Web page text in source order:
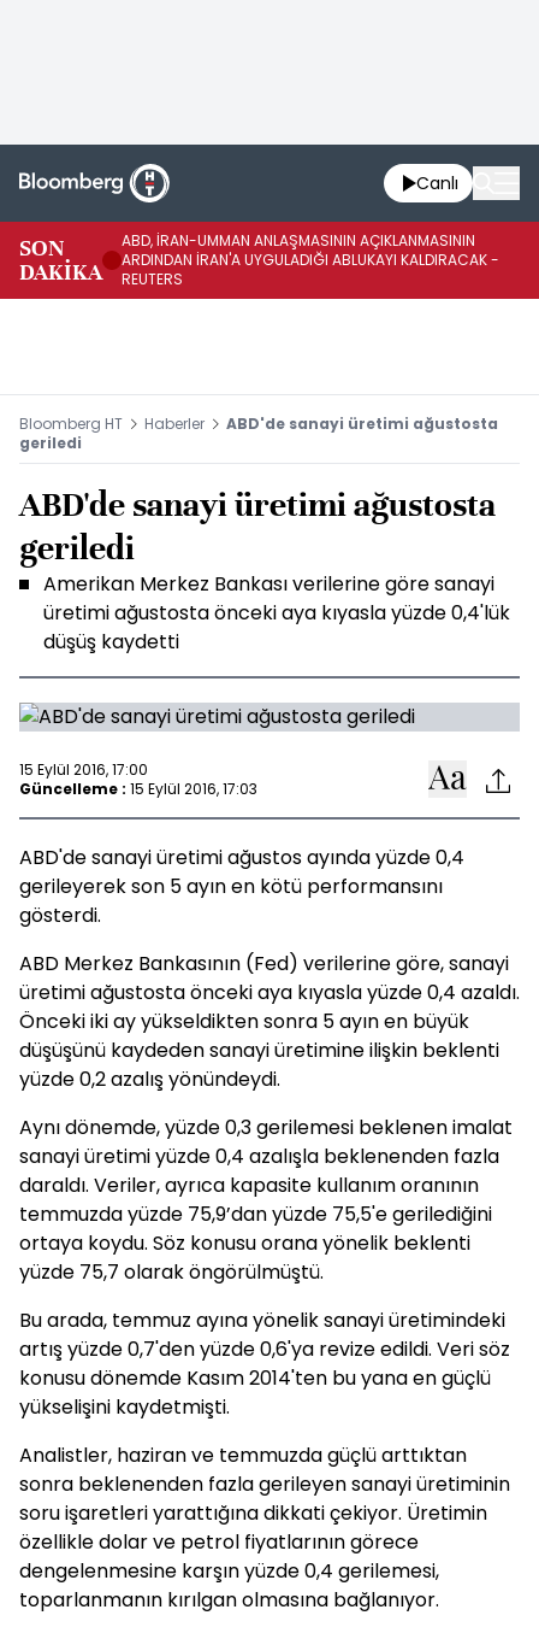
Canlı
SON
DAKİKA
ABD, İRAN-UMMAN ANLAŞMASININ AÇIKLANMASININ
ARDINDAN İRAN'A UYGULADIĞI ABLUKAYI KALDIRACAK -
REUTERS
Bloomberg HT Haberler
ABD'de sanayi üretimi ağustosta
geriledi
ABD'de sanayi üretimi ağustosta
geriledi
Amerikan Merkez Bankası verilerine göre sanayi
üretimi ağustosta önceki aya kıyasla yüzde 0,4'lük
düşüş kaydetti
15 Eylül 2016, 17:00
Güncelleme : 15 Eylül 2016, 17:03
ABD'de sanayi üretimi ağustos ayında yüzde 0,4
gerileyerek son 5 ayın en kötü performansını
gösterdi.
ABD Merkez Bankasının (Fed) verilerine göre, sanayi
üretimi ağustosta önceki aya kıyasla yüzde 0,4 azaldı.
Önceki iki ay yükseldikten sonra 5 ayın en büyük
düşüşünü kaydeden sanayi üretimine ilişkin beklenti
yüzde 0,2 azalış yönündeydi.
Aynı dönemde, yüzde 0,3 gerilemesi beklenen imalat
sanayi üretimi yüzde 0,4 azalışla beklenenden fazla
daraldı. Veriler, ayrıca kapasite kullanım oranının
temmuzda yüzde 75,9’dan yüzde 75,5'e gerilediğini
ortaya koydu. Söz konusu orana yönelik beklenti
yüzde 75,7 olarak öngörülmüştü.
Bu arada, temmuz ayına yönelik sanayi üretimindeki
artış yüzde 0,7'den yüzde 0,6'ya revize edildi. Veri söz
konusu dönemde Kasım 2014'ten bu yana en güçlü
yükselişini kaydetmişti.
Analistler, haziran ve temmuzda güçlü arttıktan
sonra beklenenden fazla gerileyen sanayi üretiminin
soru işaretleri yarattığına dikkati çekiyor. Üretimin
özellikle dolar ve petrol fiyatlarının görece
dengelenmesine karşın yüzde 0,4 gerilemesi,
toparlanmanın kırılgan olmasına bağlanıyor.